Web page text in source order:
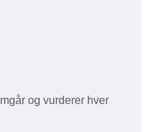
og vurderer hver